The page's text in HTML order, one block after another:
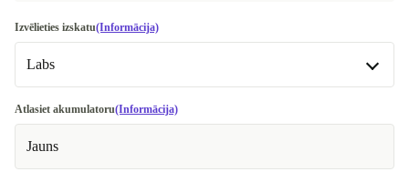
Izvēlieties izskatu(Informācija)
Labs
Labs
Ļoti labs
Atlasiet akumulatoru(Informācija)
Jauns